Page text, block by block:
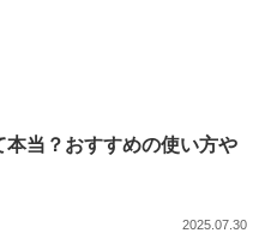
当？おすすめの使い方や
2025.07.30